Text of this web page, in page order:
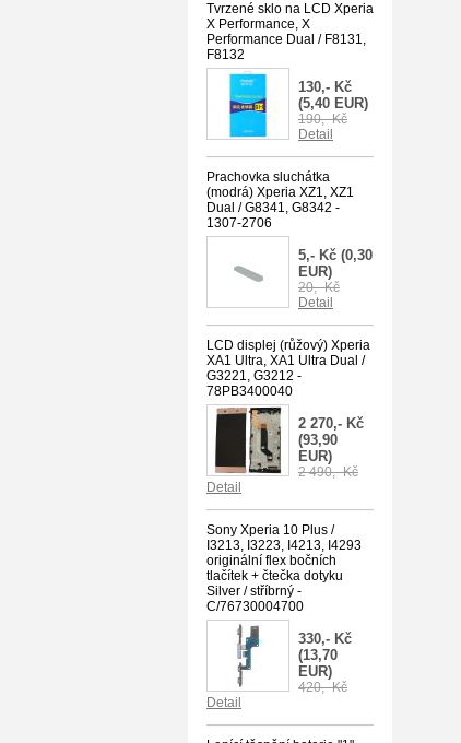
Tvrzené sklo na LCD Xperia
X Performance, X
Performance Dual / F8131,
F8132
130,- Kč
(5,40 EUR)
190,- Kč
Detail
Prachovka sluchátka
(modrá) Xperia XZ1, XZ1
Dual / G8341, G8342 -
1307-2706
5,- Kč (0,30
EUR)
20,- Kč
Detail
LCD displej (růžový) Xperia
XA1 Ultra, XA1 Ultra Dual /
G3221, G3212 -
78PB3400040
2 270,- Kč
(93,90
EUR)
2 490,- Kč
Detail
Sony Xperia 10 Plus /
I3213, I3223, I4213, I4293
originální flex bočních
tlačítek + čtečka dotyku
Silver / stříbrný -
C/76730004700
330,- Kč
(13,70
EUR)
420,- Kč
Detail